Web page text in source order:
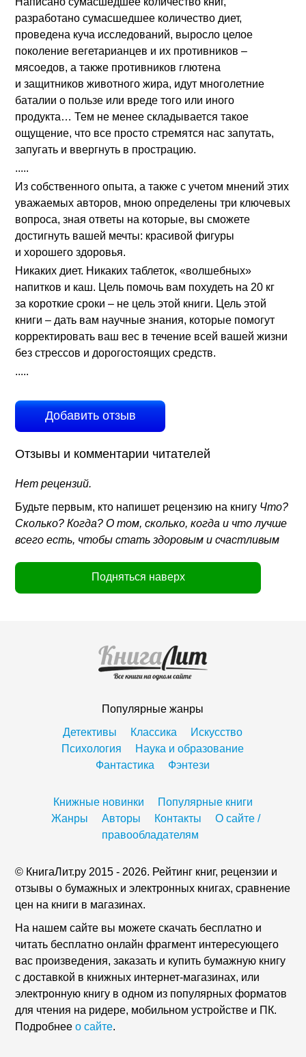
разработано сумасшедшее количество диет,
проведена куча исследований, выросло целое
поколение вегетарианцев и их противников –
мясоедов, а также противников глютена
и защитников животного жира, идут многолетние
баталии о пользе или вреде того или иного
продукта… Тем не менее складывается такое
ощущение, что все просто стремятся нас запутать,
запугать и ввергнуть в прострацию.
.....
Из собственного опыта, а также с учетом мнений этих
уважаемых авторов, мною определены три ключевых
вопроса, зная ответы на которые, вы сможете
достигнуть вашей мечты: красивой фигуры
и хорошего здоровья.
Никаких диет. Никаких таблеток, «волшебных»
напитков и каш. Цель помочь вам похудеть на 20 кг
за короткие сроки – не цель этой книги. Цель этой
книги – дать вам научные знания, которые помогут
корректировать ваш вес в течение всей вашей жизни
без стрессов и дорогостоящих средств.
.....
Добавить отзыв
Отзывы и комментарии читателей
Нет рецензий.
Будьте первым, кто напишет рецензию на книгу Что?
Сколько? Когда? О том, сколько, когда и что лучше
всего есть, чтобы стать здоровым и счастливым
Подняться наверх
Популярные жанры
Детективы
Классика
Искусство
Психология
Наука и образование
Фантастика
Фэнтези
Книжные новинки
Популярные книги
Жанры
Авторы Контакты
О сайте /
правообладателям
© КнигаЛит.ру 2015 - 2026. Рейтинг книг, рецензии и
отзывы о бумажных и электронных книгах, сравнение
цен на книги в магазинах.
На нашем сайте вы можете скачать бесплатно и
читать бесплатно онлайн фрагмент интересующего
вас произведения, заказать и купить бумажную книгу
с доставкой в книжных интернет-магазинах, или
электронную книгу в одном из популярных форматов
для чтения на ридере, мобильном устройстве и ПК.
Подробнеео сайте.